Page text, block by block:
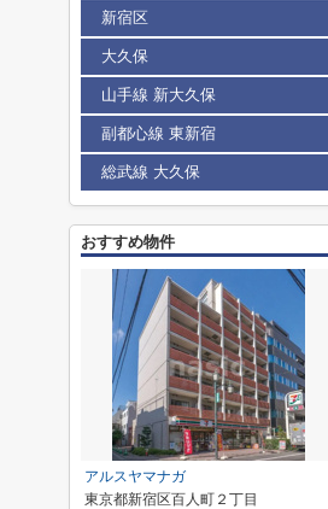
新宿区
大久保
山手線 新大久保
副都心線 東新宿
総武線 大久保
おすすめ物件
アルスヤマナガ
東京都新宿区百人町２丁目